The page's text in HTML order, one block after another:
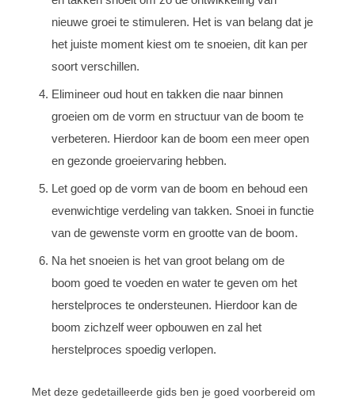
nieuwe groei te stimuleren. Het is van belang dat je
het juiste moment kiest om te snoeien, dit kan per
soort verschillen.
Elimineer oud hout en takken die naar binnen
groeien om de vorm en structuur van de boom te
verbeteren. Hierdoor kan de boom een meer open
en gezonde groeiervaring hebben.
Let goed op de vorm van de boom en behoud een
evenwichtige verdeling van takken. Snoei in functie
van de gewenste vorm en grootte van de boom.
Na het snoeien is het van groot belang om de
boom goed te voeden en water te geven om het
herstelproces te ondersteunen. Hierdoor kan de
boom zichzelf weer opbouwen en zal het
herstelproces spoedig verlopen.
Met deze gedetailleerde gids ben je goed voorbereid om